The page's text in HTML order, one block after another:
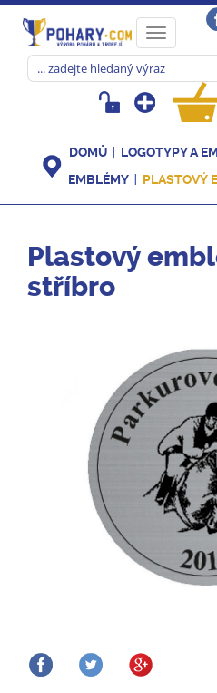
Toggle
navigation
DOMŮ LOGOTYPY A
EMBLÉMY
PLASTOVÝ
Plastový
stříbro